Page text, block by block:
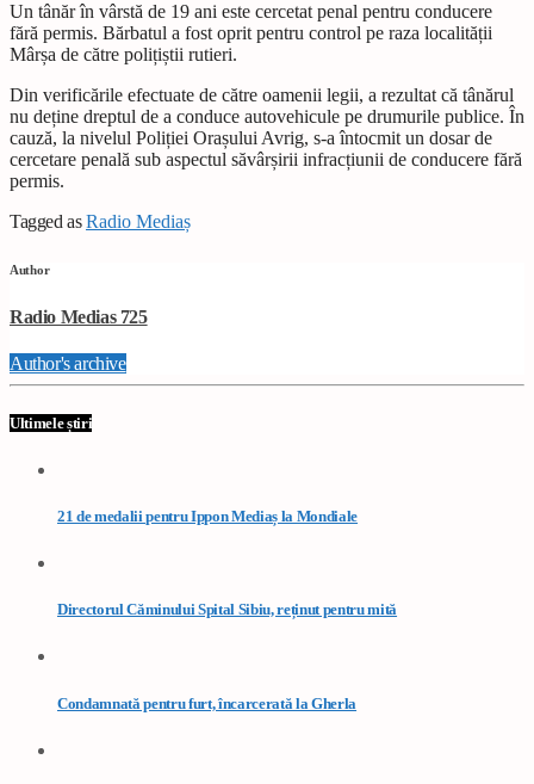
Un tânăr în vârstă de 19 ani este cercetat penal pentru conducere
fără permis. Bărbatul a fost oprit pentru control pe raza localității
Mârșa de către polițiștii rutieri.
Din verificările efectuate de către oamenii legii, a rezultat că tânărul
nu deține dreptul de a conduce autovehicule pe drumurile publice. În
cauză, la nivelul Poliției Orașului Avrig, s-a întocmit un dosar de
cercetare penală sub aspectul săvârșirii infracțiunii de conducere fără
permis.
Tagged asRadio Mediaș
Author
Radio Medias 725
Author's archive
Ultimele știri
21 de medalii pentru Ippon Mediaș la Mondiale
Directorul Căminului Spital Sibiu, reținut pentru mită
Condamnată pentru furt, încarcerată la Gherla